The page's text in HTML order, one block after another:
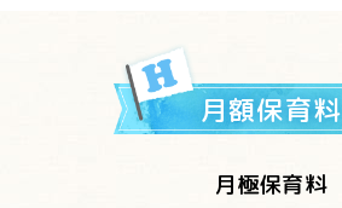
月額保育料
月極保育料